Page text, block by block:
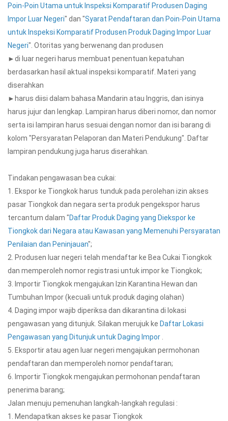
Poin-Poin Utama untuk Inspeksi Komparatif Produsen Daging
Impor Luar Negeri" dan "Syarat Pendaftaran dan Poin-Poin Utama
untuk Inspeksi Komparatif Produsen Produk Daging Impor Luar
Negeri". Otoritas yang berwenang dan produsen
►di luar negeri harus membuat penentuan kepatuhan
berdasarkan hasil aktual inspeksi komparatif. Materi yang
diserahkan
►harus diisi dalam bahasa Mandarin atau Inggris, dan isinya
harus jujur dan lengkap. Lampiran harus diberi nomor, dan nomor
serta isi lampiran harus sesuai dengan nomor dan isi barang di
kolom "Persyaratan Pelaporan dan Materi Pendukung". Daftar
lampiran pendukung juga harus diserahkan.
Tindakan pengawasan bea cukai:
1. Ekspor ke Tiongkok harus tunduk pada perolehan izin akses
pasar Tiongkok dan negara serta produk pengekspor harus
tercantum dalam "Daftar Produk Daging yang Diekspor ke
Tiongkok dari Negara atau Kawasan yang Memenuhi Persyaratan
Penilaian dan Peninjauan";
2. Produsen luar negeri telah mendaftar ke Bea Cukai Tiongkok
dan memperoleh nomor registrasi untuk impor ke Tiongkok;
3. Importir Tiongkok mengajukan Izin Karantina Hewan dan
Tumbuhan Impor (kecuali untuk produk daging olahan)
4. Daging impor wajib diperiksa dan dikarantina di lokasi
pengawasan yang ditunjuk. Silakan merujuk ke Daftar Lokasi
Pengawasan yang Ditunjuk untuk Daging Impor
5. Eksportir atau agen luar negeri mengajukan permohonan
pendaftaran dan memperoleh nomor pendaftaran;
6. Importir Tiongkok mengajukan permohonan pendaftaran
penerima barang;
Jalan menuju pemenuhan langkah-langkah regulasi :
1. Mendapatkan akses ke pasar Tiongkok